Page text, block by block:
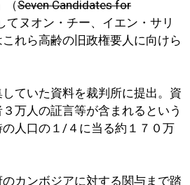
（Seven Candidates for
ヌオン・チー、イエン・サリ
れら高齢の旧政権要人に向けら
ていた資料を裁判所に提出。資
万人の証言等が含まれるという
人口の１/４に当る約１７０万
カンボジアに対する関与まで踏